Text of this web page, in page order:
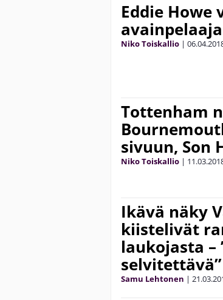
Eddie Howe
Niko Toiskallio |
Tottenham
sivuun, Son
Niko Toiskallio |
Ikävä näky
kiistelivät
laukojasta –
selvitettävä”
Samu Lehtonen |